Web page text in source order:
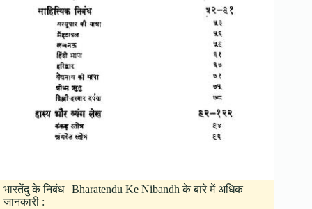
भारतेंदु के निबंध | Bharatendu Ke Nibandh के बारे में अधिक
जानकारी :